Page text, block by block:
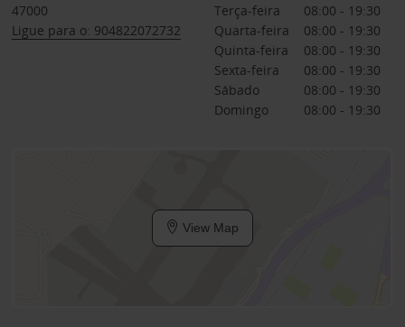
47000
Ligue para o: 904822072732
Terça-feira
08:00 - 19:30
Quarta-feira
08:00 - 19:30
Quinta-feira
08:00 - 19:30
Sexta-feira
08:00 - 19:30
Sábado
08:00 - 19:30
Domingo
08:00 - 19:30
View Map